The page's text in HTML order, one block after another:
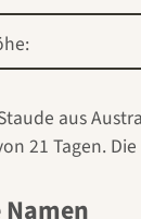
aus
21 Tagen.